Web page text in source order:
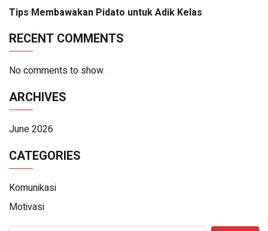
Tips Membawakan Pidato untuk Adik Kelas
RECENT COMMENTS
No comments to show.
ARCHIVES
June 2026
CATEGORIES
Komunikasi
Motivasi